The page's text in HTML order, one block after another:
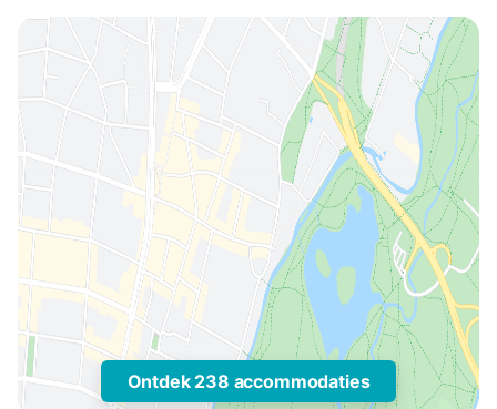
Ontdek 238 accommodaties